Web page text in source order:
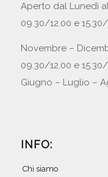
Aperto dal Lunedì
09.30/12.00 e
Novembre –
09.30/12.00 e
Giugno – Luglio –
INFO:
Chi siamo